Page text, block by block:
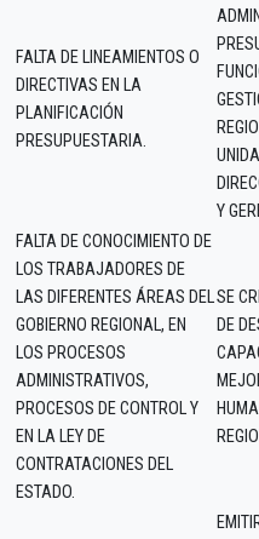
FALTA DE LINEAMIENTOS O
DIRECTIVAS EN LA
PLANIFICACIÓN
PRESUPUESTARIA.
Y
FALTA DE CONOCIMIENTO DE
LOS TRABAJADORES DE
LAS DIFERENTES ÁREAS DEL
GOBIERNO REGIONAL, EN
LOS PROCESOS
ADMINISTRATIVOS,
PROCESOS DE CONTROL Y
EN LA LEY DE
CONTRATACIONES DEL
ESTADO.
SE
DE